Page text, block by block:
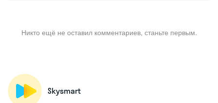
Никто ещё не оставил комментариев, станьте первым.
Skysmart